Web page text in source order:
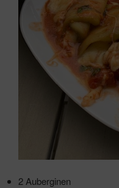
2 Auberginen